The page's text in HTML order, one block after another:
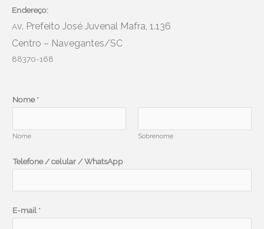
Endereço:
Av. Prefeito José Juvenal Mafra, 1.136
Centro – Navegantes/SC
88370-168
e
u
a
-
Nome*
Nome Sobrenome
Telefone / celular / WhatsApp
E-mail *